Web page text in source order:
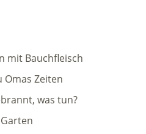
mit Bauchfleisch
Omas Zeiten
was tun?